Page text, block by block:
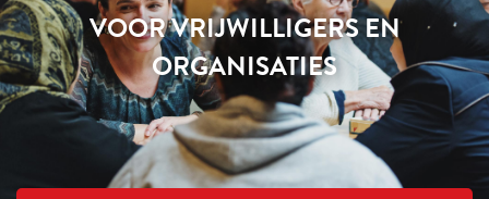
VOOR VRIJWILLIGERS EN
ORGANISATIES